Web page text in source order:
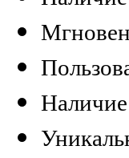
Наличие